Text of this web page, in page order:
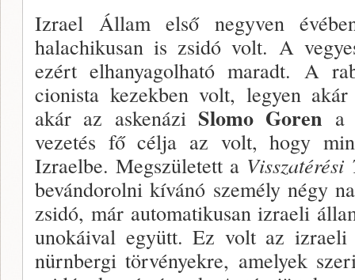
Izrael Állam első negyven
halachikusan is zsi­dó volt. A
ezért elhanyagolható maradt. A
cionista ke­zekben volt, legyen
akár az askenázi Slomo Goren a
vezetés fő célja az volt, hogy
Izraelbe. Megszületett a Visszatérési
bevándorolni kívánó személy négy
zsidó, már au­tomatikusan izraeli
unokáival együtt. Ez volt az izraeli
nürn­bergi törvényekre, amelyek